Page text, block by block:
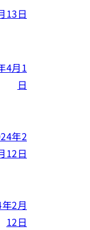
13日
4月1
日
年2
12日
2月
12日